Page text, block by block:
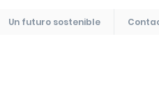
Un futuro sostenible